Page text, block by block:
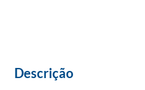
Descrição